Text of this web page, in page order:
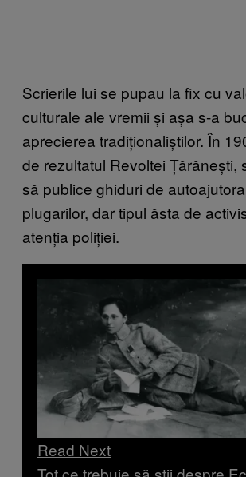
Scrierile lui se pupau la fix cu
culturale ale vremii și așa s-a
aprecierea tradiționaliștilor. În
de rezultatul Revoltei Țărănești,
să publice ghiduri de
plugarilor, dar tipul ăsta de
atenția poliției.
Read Next